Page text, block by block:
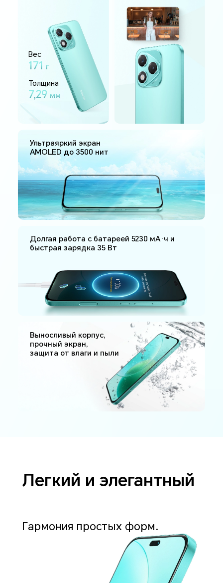
Вес
171 г
Толщина
7,29 мм
Долгая работа с батареей 5230 мА·ч и
быстрая зарядка 35 Вт
Ультраяркий экран
AMOLED до 3500 нит
Выносливый корпус,
прочный экран,
защита от влаги и пыли
Легкий и элегантный
Гармония простых форм.